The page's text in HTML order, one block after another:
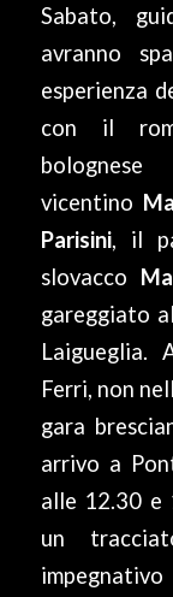
Sabato,
avranno
esperienza
con il
vicentino
Parisini, il
slovacco
gareggiato
Laigueglia.
Ferri, non
gara
arrivo a
alle 12.30 e
un